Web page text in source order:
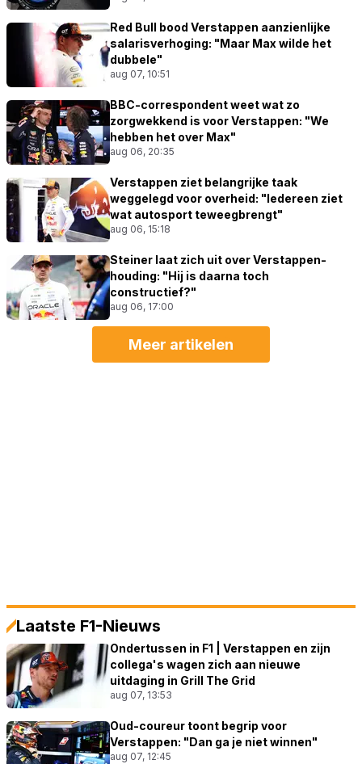
Red Bull bood Verstappen aanzienlijke
salarisverhoging: "Maar Max wilde het
dubbele"
aug 07, 10:51
BBC-correspondent weet wat zo
zorgwekkend is voor Verstappen: "We
hebben het over Max"
aug 06, 20:35
Verstappen ziet belangrijke taak
weggelegd voor overheid: "Iedereen ziet
wat autosport teweegbrengt"
aug 06, 15:18
Steiner laat zich uit over Verstappen-
houding: "Hij is daarna toch
constructief?"
aug 06, 17:00
Meer artikelen
Laatste F1-Nieuws
Ondertussen in F1 | Verstappen en zijn
collega's wagen zich aan nieuwe
uitdaging in Grill The Grid
aug 07, 13:53
Oud-coureur toont begrip voor
Verstappen: "Dan ga je niet winnen"
aug 07, 12:45